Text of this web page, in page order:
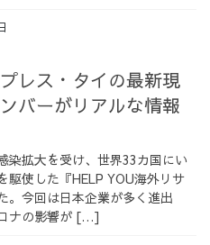
レス・タイの最新現
バーがリアルな情報
染拡大を受け、世界33カ国にい
駆使した『HELP YOU海外リサ
。今回は日本企業が多く進出
ナの影響が […]